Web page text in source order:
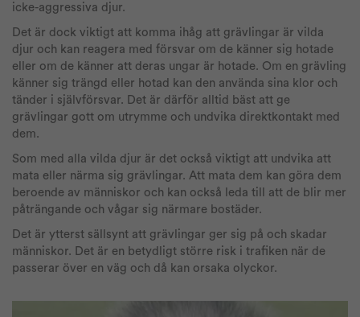
icke-aggressiva djur.
Det är dock viktigt att komma ihåg att grävlingar är vilda
djur och kan reagera med försvar om de känner sig hotade
eller om de känner att deras ungar är hotade. Om en grävling
känner sig trängd eller hotad kan den använda sina klor och
tänder i självförsvar. Det är därför alltid bäst att ge
grävlingar gott om utrymme och undvika direktkontakt med
dem.
Som med alla vilda djur är det också viktigt att undvika att
mata eller närma sig grävlingar. Att mata dem kan göra dem
beroende av människor och kan också leda till att de blir mer
påträngande och vågar sig närmare bostäder.
Det är ytterst sällsynt att grävlingar ger sig på och skadar
människor. Det är en betydligt större risk i trafiken när de
passerar över en väg och då kan orsaka olyckor.